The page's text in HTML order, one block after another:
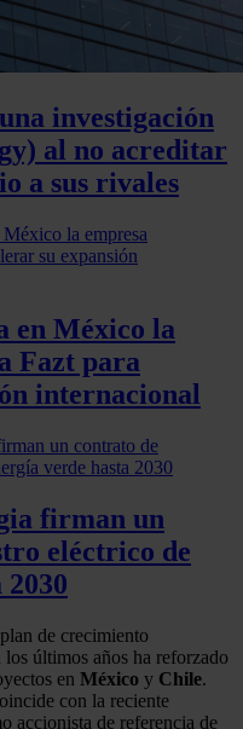
investigación
al no acreditar
a sus rivales
en México la
Fazt para
internacional
firman un
eléctrico de
de crecimiento
últimos años ha reforzado
en México y Chile.
con la reciente
accionista de referencia de